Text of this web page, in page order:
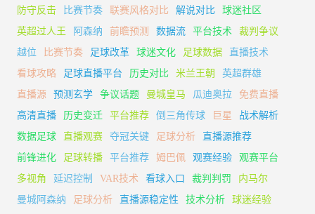
防守反击
比赛节奏 联赛风格对比 解说对比
球迷社区
英超过人王
阿森纳 前瞻预测 数据流 平台技术
裁判争议
越位
比赛节奏 足球改革 球迷文化 足球数据
直播技术
看球攻略
足球直播平台 历史对比 米兰王朝
英超群雄
直播源
预测玄学 争议话题 曼城皇马 瓜迪奥拉
免费直播
高清直播
历史变迁 平台推荐 倒三角传球 巨星
战术解析
数据足球
直播观赛 夺冠关键 足球分析
直播源推荐
前锋进化
足球转播 平台推荐 姆巴佩 观赛经验
观赛平台
多视角
延迟控制 VAR技术 看球入口 裁判判罚
内马尔
曼城阿森纳
足球分析 直播源稳定性 技术分析
球迷经验